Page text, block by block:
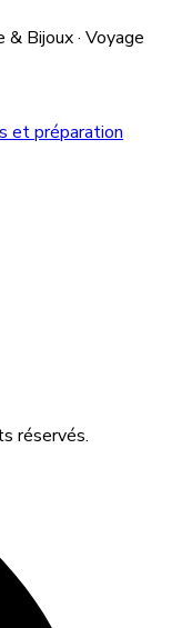
Bijoux · Voyage
et préparation
réservés.